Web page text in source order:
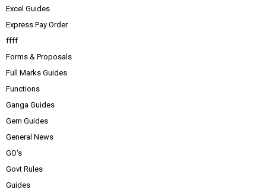
Excel Guides
Express Pay Order
ffff
Forms & Proposals
Full Marks Guides
Functions
Ganga Guides
Gem Guides
General News
GO's
Govt Rules
Guides